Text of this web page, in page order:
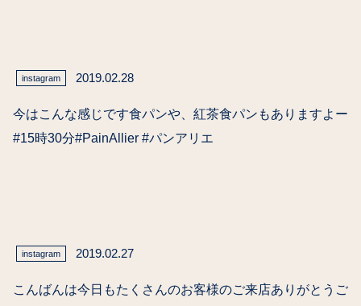
instagram 2019.02.28
今はこんな感じです食パンや、紅茶食パンもありますよー
#15時30分#PainAllier #パンアリエ
instagram 2019.02.27
こんばんは今日もたくさんのお客様のご来店ありがとうご